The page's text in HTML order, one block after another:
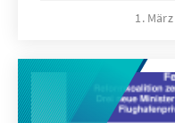
Fernsehempfangs
Empfang.
1.